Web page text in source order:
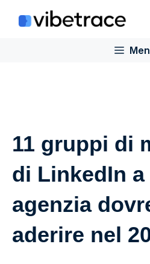
11 gruppi di
di LinkedIn
agenzia
aderire nel